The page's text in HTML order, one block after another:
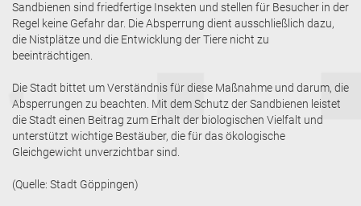
Sandbienen sind friedfertige Insekten und stellen für Besucher in der
Regel keine Gefahr dar. Die Absperrung dient ausschließlich dazu,
die Nistplätze und die Entwicklung der Tiere nicht zu
beeinträchtigen.
Die Stadt bittet um Verständnis für diese Maßnahme und darum, die
Absperrungen zu beachten. Mit dem Schutz der Sandbienen leistet
die Stadt einen Beitrag zum Erhalt der biologischen Vielfalt und
unterstützt wichtige Bestäuber, die für das ökologische
Gleichgewicht unverzichtbar sind.
(Quelle: Stadt Göppingen)